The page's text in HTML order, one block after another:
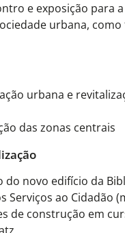
e exposição para a
urbana,
urbana e
das zonas centrais
do novo edifício da
Serviços ao Cidadão
de construção em